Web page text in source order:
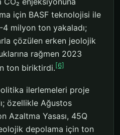
için BASF teknolojisi ile
4 milyon ton yakaladı;
çözülen erken jeolojik
rağmen 2023
ton biriktirdi.[6]
ilerlemeleri proje
özellikle Ağustos
Azaltma Yasası, 45Q
depolama için ton